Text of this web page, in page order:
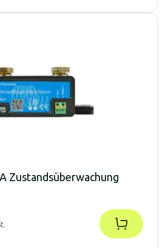
Zustandsüberwachung